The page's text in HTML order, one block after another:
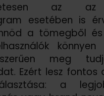
az az
esetében is
a tömegből
meg
Ezért lesz fontos
a